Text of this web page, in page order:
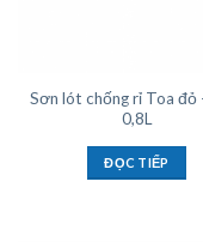
Sơn lót chống rỉ Toa đỏ
0,8L
ĐỌC TIẾP